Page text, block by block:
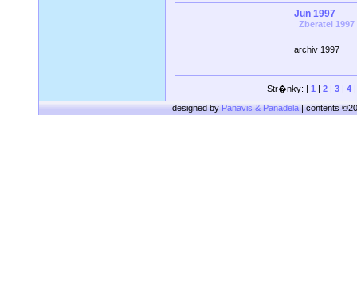
Jun 1997
Zberatel 1997
archiv 1997
Str�nky: | 1 | 2 | 3 | 4
designed byPanavis & Panadela| contents